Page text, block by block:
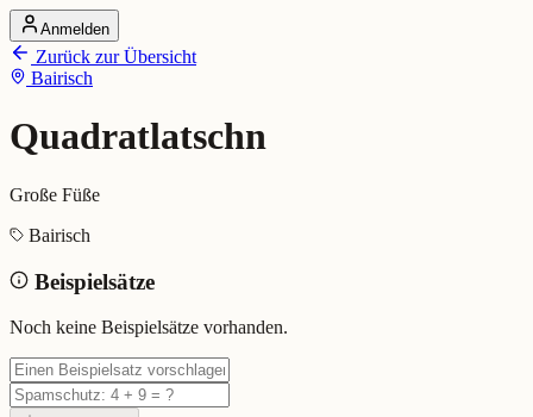
Startseite
Alle Dialekte
Dialekte vergleichen
Dialekt-Karte
Ranking
Quadratlatschn (Bairisch)
Bedeutung: Große Füße
Eingereicht von: Mundwerk Team
Anmelden
Zurück zur Übersicht
Bairisch
Quadratlatschn
Große Füße
Bairisch
Beispielsätze
Noch keine Beispielsätze vorhanden.